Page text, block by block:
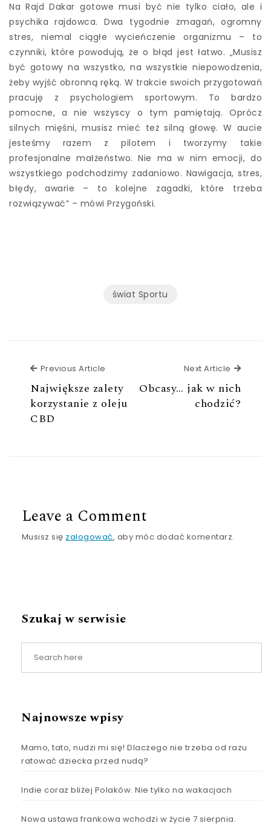
Na Rajd Dakar gotowe musi być nie tylko ciało, ale i
psychika rajdowca. Dwa tygodnie zmagań, ogromny
stres, niemal ciągłe wycieńczenie organizmu – to
czynniki, które powodują, że o błąd jest łatwo. „Musisz
być gotowy na wszystko, na wszystkie niepowodzenia,
żeby wyjść obronną ręką. W trakcie swoich przygotowań
pracuję z psychologiem sportowym. To bardzo
pomocne, a nie wszyscy o tym pamiętają. Oprócz
silnych mięśni, musisz mieć też silną głowę. W aucie
jesteśmy razem z pilotem i tworzymy takie
profesjonalne małżeństwo. Nie ma w nim emocji, do
wszystkiego podchodzimy zadaniowo. Nawigacja, stres,
błędy, awarie – to kolejne zagadki, które trzeba
rozwiązywać” – mówi Przygoński.
świat Sportu
Previous Article
Największe zalety
korzystanie z oleju
CBD
Next Article Next
Obcasy… jak w nich
chodzić?
Leave a Comment
Musisz się zalogować, aby móc dodać komentarz.
Szukaj w serwisie
Najnowsze wpisy
Mamo, tato, nudzi mi się! Dlaczego nie trzeba od razu
ratować dziecka przed nudą?
Indie coraz bliżej Polaków. Nie tylko na wakacjach
Nowa ustawa frankowa wchodzi w życie 7 sierpnia.